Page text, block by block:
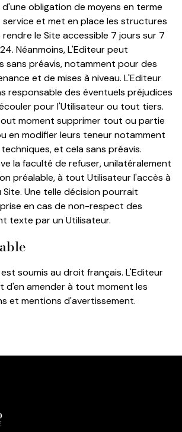
obligation de moyens en terme
et met en place les structures
le Site accessible 7 jours sur 7
Néanmoins, L'Editeur peut
sans préavis, notamment pour des
et de mises à niveau. L'Editeur
responsable des éventuels préjudices
pour l'Utilisateur ou tout tiers.
moment supprimer tout ou partie
en modifier leurs teneur notamment
et cela sans préavis.
la faculté de refuser, unilatéralement
préalable, à tout Utilisateur l'accès à
Une telle décision pourrait
en cas de non-respect des
texte par un Utilisateur.
soumis au droit français. L'Editeur
d'en amender à tout moment les
et mentions d'avertissement.